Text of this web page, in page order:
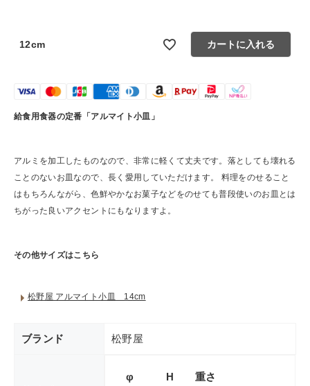
ご利用ガイド
ショップリスト
12cm カートに入れる
給食用食器の定番「アルマイト小皿」
アルミを加工したものなので、非常に軽くて丈夫です。落としても壊れる
ことのないお皿なので、長く愛用していただけます。 料理をのせること
はもちろんながら、色鮮やかなお菓子などをのせても普段使いのお皿とは
ちがった良いアクセントにもなりますよ。
その他サイズはこちら
松野屋 アルマイト小皿 14cm
ブランド 松野屋
φ H 重さ